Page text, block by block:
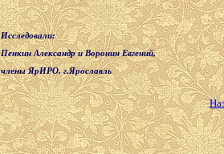
Исследовали:
Пенкин Александр и Воронин Евгений,
члены ЯрИРО, г.Ярославль